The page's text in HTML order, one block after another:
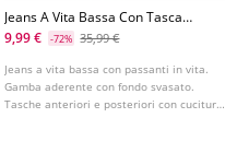
Jeans A Vita Bassa Con Tasca
E Cucitura
9,99 € -72% 35,99 €
Jeans a vita bassa con passanti in vita.
Gamba aderente con fondo svasato.
Tasche anteriori e posteriori con cucitura